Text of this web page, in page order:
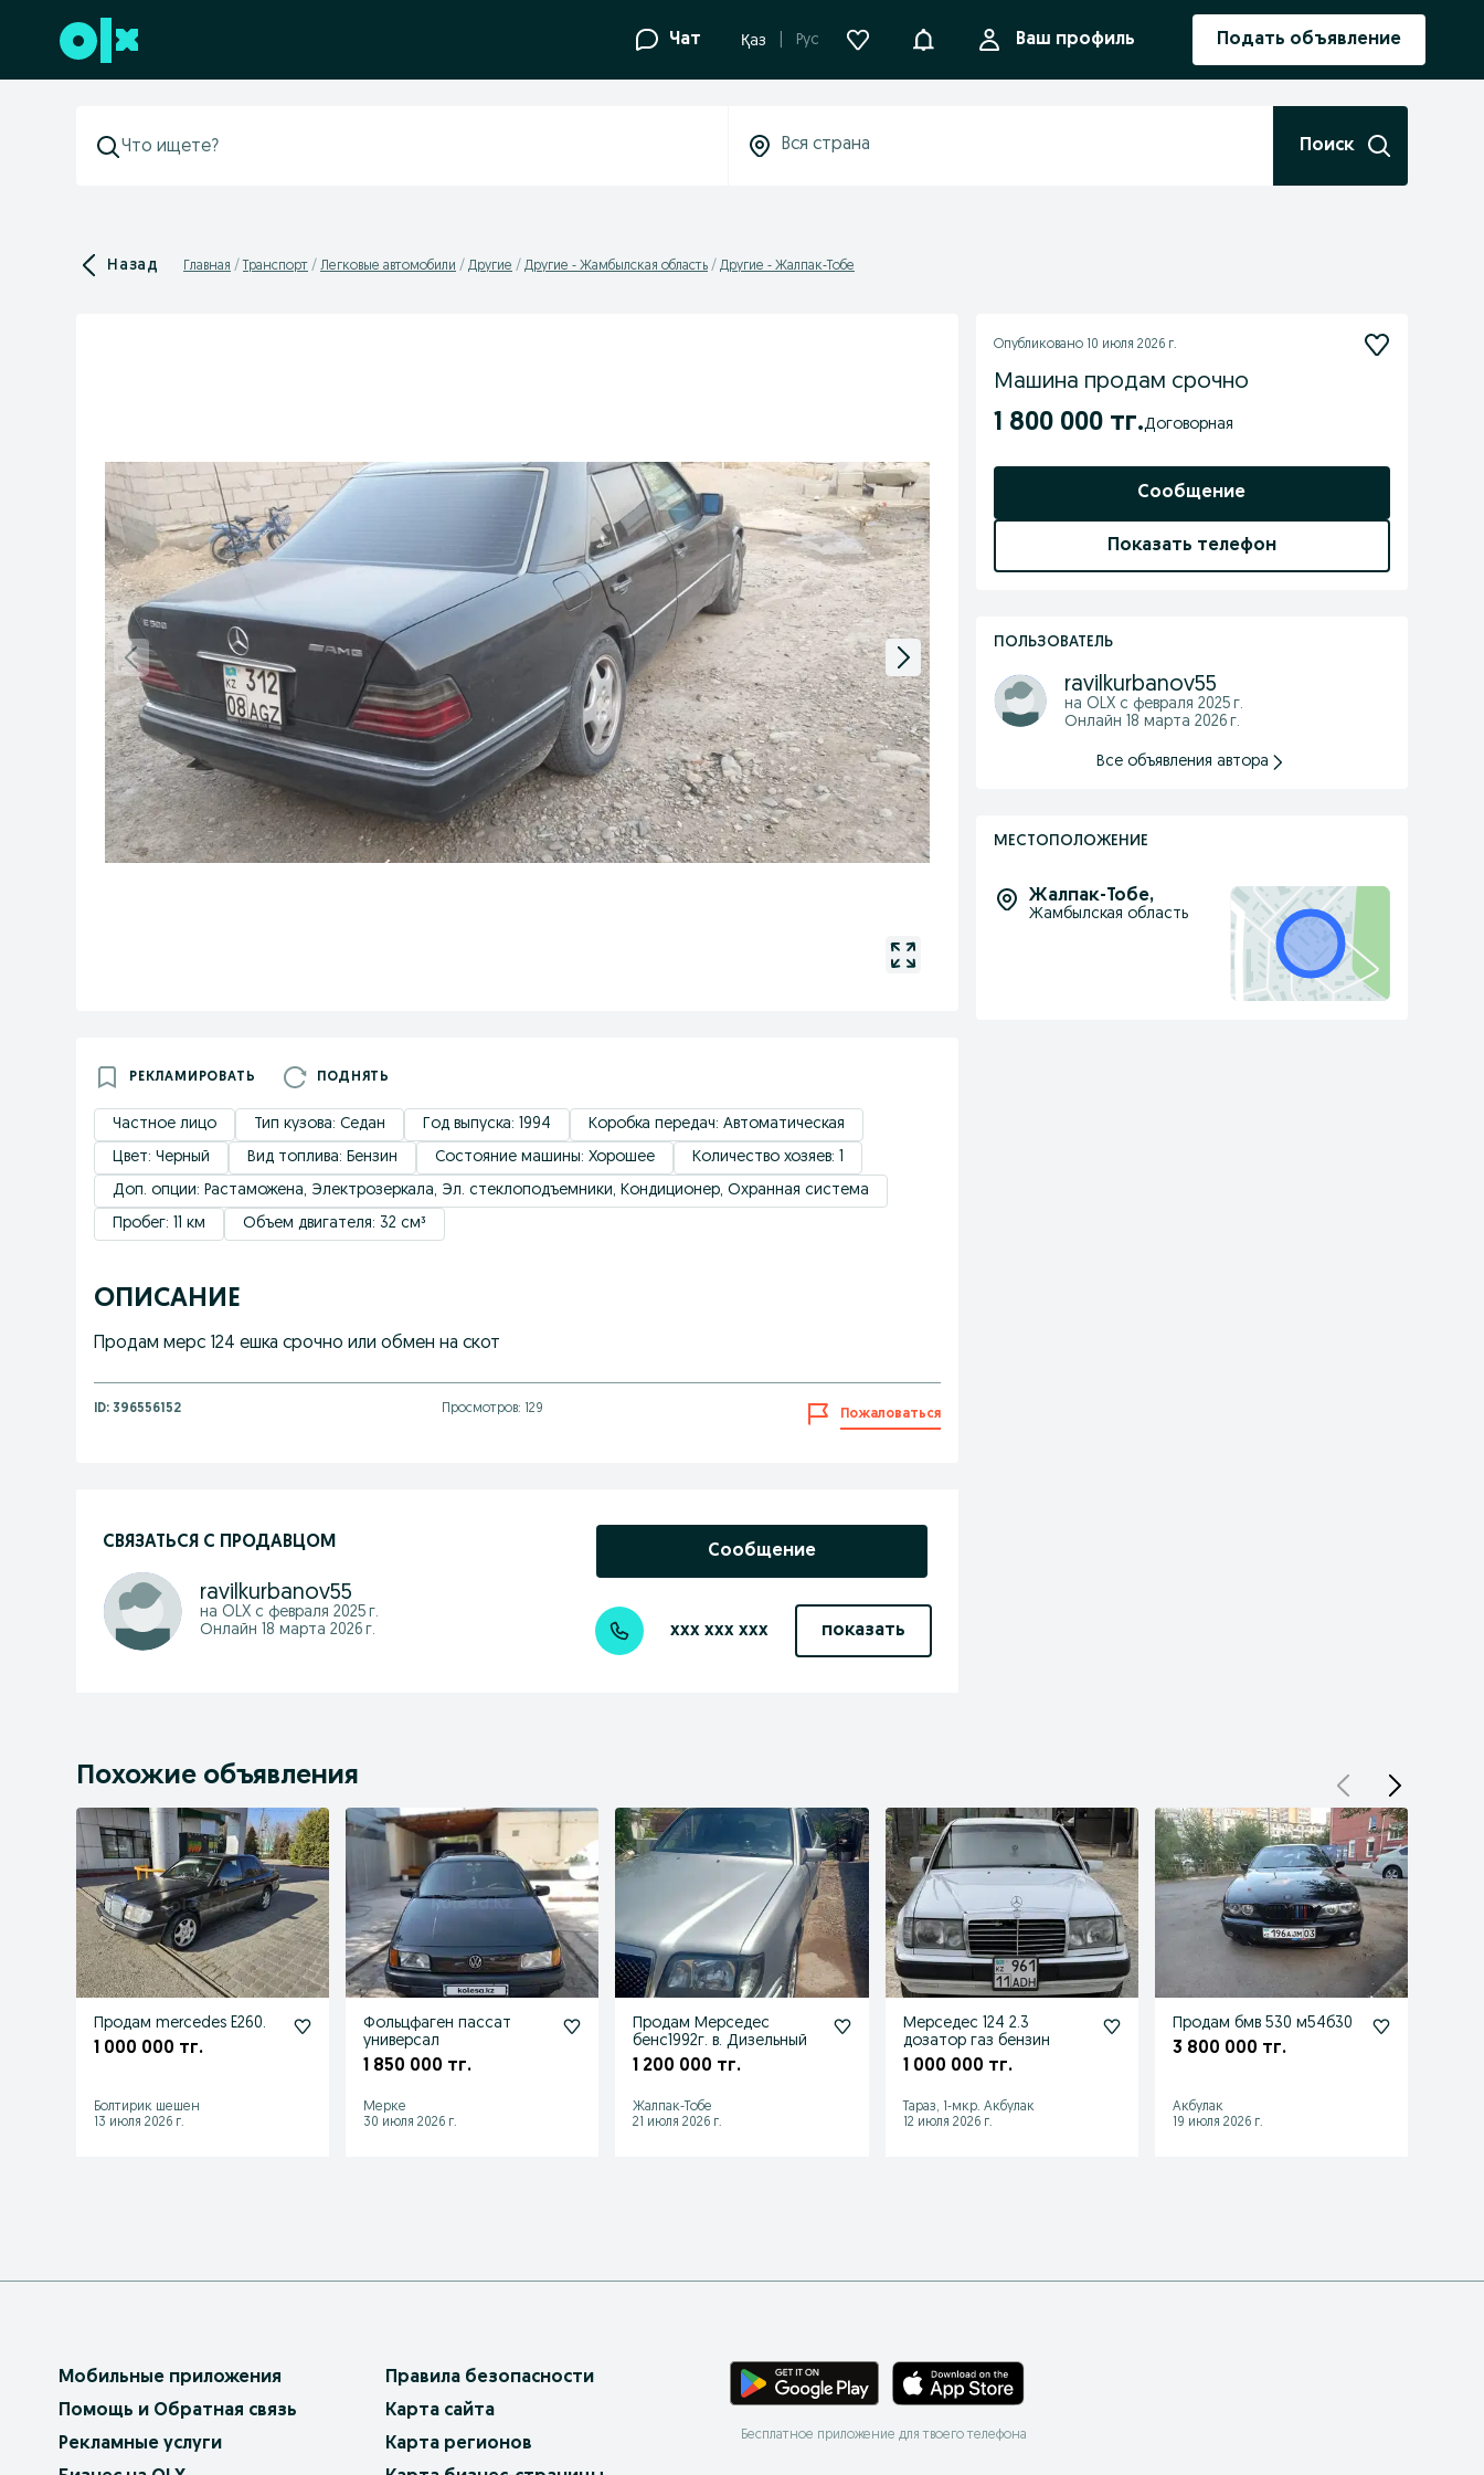
Перейти к нижнему колонтитулу Чат Қаз Рус УведомленияВаш профиль Подать объявление
Поиск
Назад Главная Транспорт Легковые автомобили Другие Другие - Жамбылская область Другие - Жалпак-Тобе
РЕКЛАМИРОВАТЬ ПОДНЯТЬ
Частное лицо Тип кузова: Седан Год выпуска: 1994
Коробка передач: Автоматическая
Цвет: Черный
Вид топлива: Бензин Состояние машины: Хорошее
Количество хозяев: 1
Доп. опции: Растаможена, Электрозеркала, Эл. стеклоподъемники, Кондиционер, Охранная система
Пробег: 11 км
Объем двигателя: 32 см³
ОПИСАНИЕ
Продам мерс 124 ешка срочно или обмен на скот
ID: 396556152 Просмотров: 129 Пожаловаться
СВЯЗАТЬСЯ С ПРОДАВЦОМ
ravilkurbanov55
на OLX с февраля 2025 г.
Онлайн 18 марта 2026 г.
Сообщение
xxx xxx xxx показать
Опубликовано 10 июля 2026 г.
Машина продам срочно
1 800 000 тг. Договорная
Сообщение
Показать телефон
ПОЛЬЗОВАТЕЛЬ
ravilkurbanov55
на OLX с февраля 2025 г.
Онлайн 18 марта 2026 г.
Все объявления автора
МЕСТОПОЛОЖЕНИЕ
Жалпак-Тобе,
Жамбылская область
Похожие объявления
Продам mercedes E260.
1 000 000 тг.
Болтирик шешен
13 июля 2026 г.
Фольцфаген пассат
универсал
1 850 000 тг.
Мерке
30 июля 2026 г.
Продам Мерседес
бенс1992г. в. Дизельный
1 200 000 тг.
Жалпак-Тобе
21 июля 2026 г.
Мерседес 124 2.3
дозатор газ бензин
1 000 000 тг.
Тараз, 1-мкр. Акбулак
12 июля 2026 г.
Продам бмв 530 м54б30
3 800 000 тг.
Акбулак
19 июля 2026 г.
Мобильные приложения
Помощь и Обратная связь
Рекламные услуги
Правила безопасности
Карта сайта
Карта регионов
Бесплатное приложение для твоего телефона